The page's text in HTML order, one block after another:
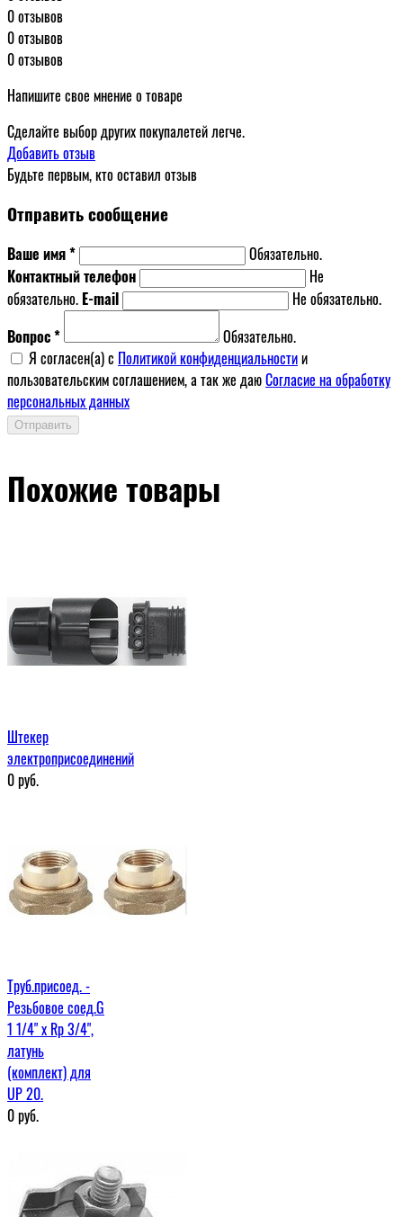
0 отзывов
0 отзывов
0 отзывов
Напишите свое мнение о товаре
Сделайте выбор других покупалетей легче.
Добавить отзыв
Будьте первым, кто оставил отзыв
Отправить сообщение
Ваше имя *
Обязательно.
Контактный телефон
Не
обязательно. E-mail
Не обязательно.
Вопрос *
Обязательно.
Я согласен(a) с Политикой конфиденциальностии
пользовательским соглашением, а так же даюСогласие на обработку
персональных данных
Отправить
Похожие товары
Штекер
электроприсоединений
0руб.
Труб.присоед. -
Резьбовое соед.G
1 1/4" x Rp 3/4",
латунь
(комплект) для
UP 20.
0руб.